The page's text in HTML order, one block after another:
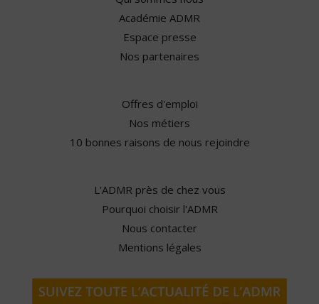
Académie ADMR
Espace presse
Nos partenaires
Offres d'emploi
Nos métiers
10 bonnes raisons de nous rejoindre
L'ADMR près de chez vous
Pourquoi choisir l'ADMR
Nous contacter
Mentions légales